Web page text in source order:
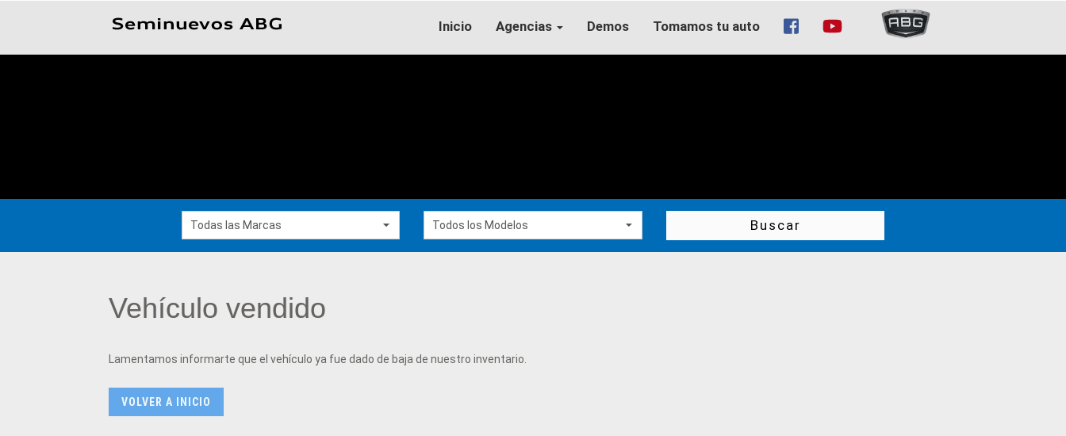
Inicio Agencias Demos Tomamos tu auto
Todas las Marcas Todos los Modelos
Vehículo vendido
Lamentamos informarte que el vehículo ya fue dado de baja de nuestro inventario.
VOLVER A INICIO